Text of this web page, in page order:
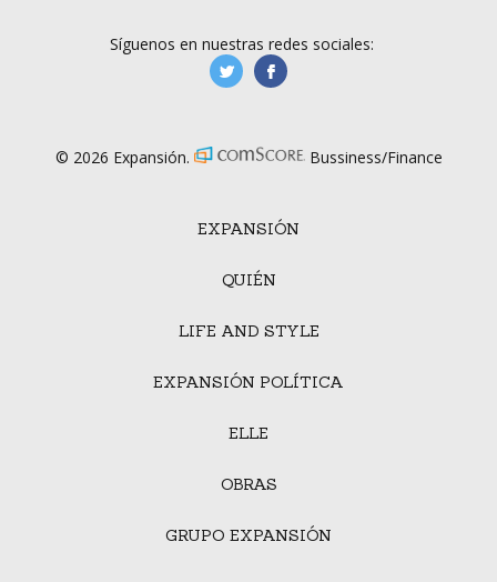
EXPANSIÓN
QUIÉN
LIFE AND STYLE
EXPANSIÓN POLÍTICA
ELLE
OBRAS
GRUPO EXPANSIÓN
Síguenos en nuestras redes sociales:
manufacturaGE
© 2026 Expansión. Bussiness/Finance